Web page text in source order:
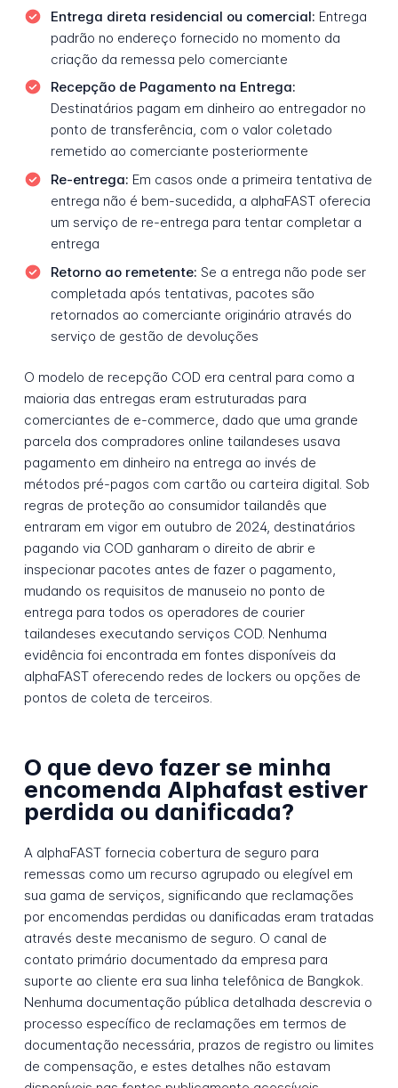
Entrega direta residencial ou comercial: Entrega
padrão no endereço fornecido no momento da
criação da remessa pelo comerciante
Recepção de Pagamento na Entrega:
Destinatários pagam em dinheiro ao entregador no
ponto de transferência, com o valor coletado
remetido ao comerciante posteriormente
Re-entrega: Em casos onde a primeira tentativa de
entrega não é bem-sucedida, a alphaFAST oferecia
um serviço de re-entrega para tentar completar a
entrega
Retorno ao remetente: Se a entrega não pode ser
completada após tentativas, pacotes são
retornados ao comerciante originário através do
serviço de gestão de devoluções
O modelo de recepção COD era central para como a
maioria das entregas eram estruturadas para
comerciantes de e-commerce, dado que uma grande
parcela dos compradores online tailandeses usava
pagamento em dinheiro na entrega ao invés de
métodos pré-pagos com cartão ou carteira digital. Sob
regras de proteção ao consumidor tailandês que
entraram em vigor em outubro de 2024, destinatários
pagando via COD ganharam o direito de abrir e
inspecionar pacotes antes de fazer o pagamento,
mudando os requisitos de manuseio no ponto de
entrega para todos os operadores de courier
tailandeses executando serviços COD. Nenhuma
evidência foi encontrada em fontes disponíveis da
alphaFAST oferecendo redes de lockers ou opções de
pontos de coleta de terceiros.
O que devo fazer se minha
encomenda Alphafast estiver
perdida ou danificada?
A alphaFAST fornecia cobertura de seguro para
remessas como um recurso agrupado ou elegível em
sua gama de serviços, significando que reclamações
por encomendas perdidas ou danificadas eram tratadas
através deste mecanismo de seguro. O canal de
contato primário documentado da empresa para
suporte ao cliente era sua linha telefônica de Bangkok.
Nenhuma documentação pública detalhada descrevia o
processo específico de reclamações em termos de
documentação necessária, prazos de registro ou limites
de compensação, e estes detalhes não estavam